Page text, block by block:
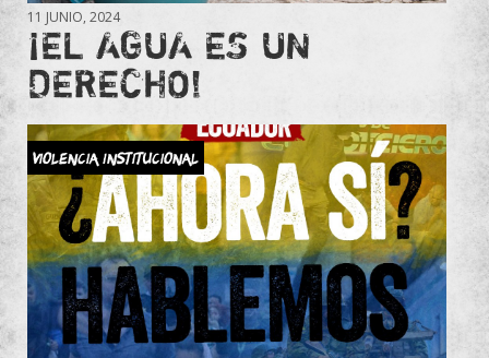
11 JUNIO, 2024
¡EL AGUA ES UN
DERECHO!
Violencia Institucional